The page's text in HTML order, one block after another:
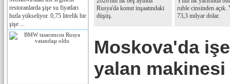
restoranlarda şişe su fiyatları
hızla yükseliyor. 0,75 litrelik bir
şişe ...
Rusya'da konut inşaatındaki
düşüş.
ruble cinsinden açık.
73,3 milyar dolar.
Moskova'da
yalan makinesi